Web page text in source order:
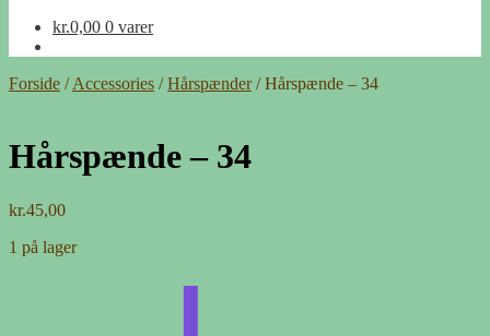
kr.0,00 0 varer
Forside /Accessories /Hårspænder/Hårspænde – 34
Hårspænde – 34
kr.45,00
1 på lager